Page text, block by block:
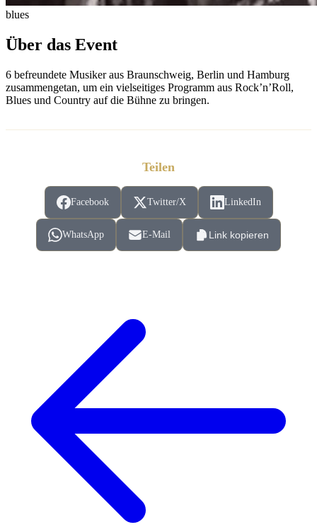
blues
Über das Event
6 befreundete Musiker aus Braunschweig, Berlin und Hamburg
zusammengetan, um ein vielseitiges Programm aus Rock’n’Roll,
Blues und Country auf die Bühne zu bringen.
Teilen
Facebook Twitter/X LinkedIn
WhatsApp E-Mail Link kopieren